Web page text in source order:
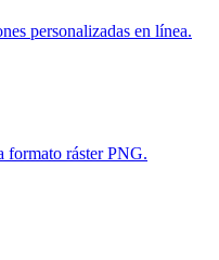
personalizadas en línea.
formato ráster PNG.